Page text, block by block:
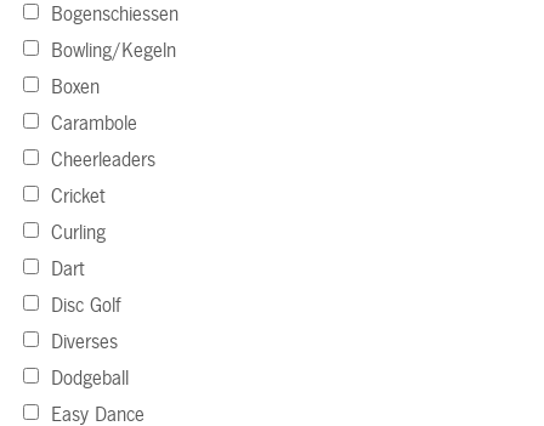
Bogenschiessen
Bowling/Kegeln
Boxen
Carambole
Cheerleaders
Cricket
Curling
Dart
Disc Golf
Diverses
Dodgeball
Easy Dance